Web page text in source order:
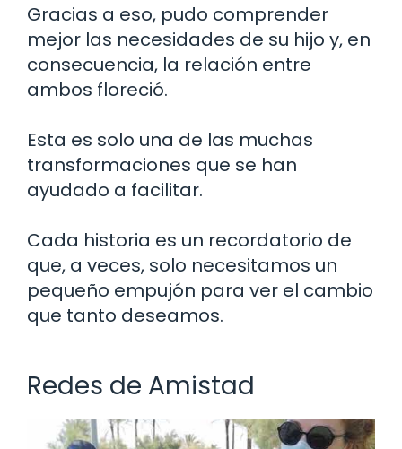
Gracias a eso, pudo comprender
mejor las necesidades de su hijo y, en
consecuencia, la relación entre
ambos floreció.
Esta es solo una de las muchas
transformaciones que se han
ayudado a facilitar.
Cada historia es un recordatorio de
que, a veces, solo necesitamos un
pequeño empujón para ver el cambio
que tanto deseamos.
Redes de Amistad